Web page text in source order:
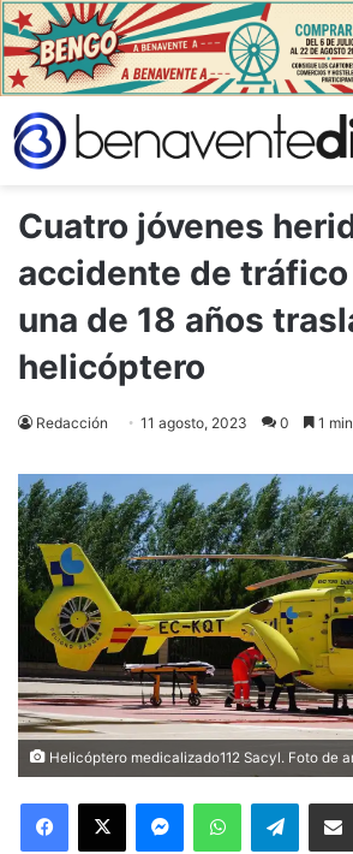
Cuatro jóvenes
accidente de
una de 18 años
helicóptero
Redacción 11 agosto, 2023 0 1
Helicóptero medicalizado112 Sacyl. Foto de
Facebook
X MessengerWhatsApp